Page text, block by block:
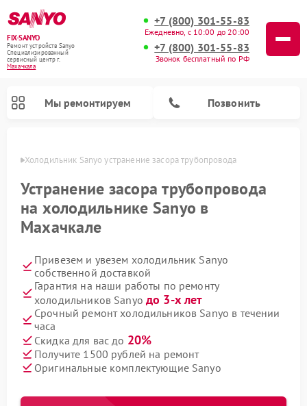
FIX-SANYO
Ремонт устройств Sanyo
Специализированный
cервисный центр г.
Махачкала
+7 (800) 301-55-83
Ежедневно, с 10:00 до 20:00
+7 (800) 301-55-83
Звонок бесплатный по РФ
Мы ремонтируем Позвонить
Холодильник Sanyo устранение засора трубопровода
Устранение засора трубопровода
на холодильнике Sanyo в
Махачкале
Привезем и увезем холодильник Sanyo
собственной доставкой
Гарантия на наши работы по ремонту
холодильников Sanyoдо 3-х лет
Срочный ремонт холодильников Sanyo в течении
часа
Скидка для вас до 20%
Получите 1500 рублей на ремонт
Оригинальные комплектующие Sanyo